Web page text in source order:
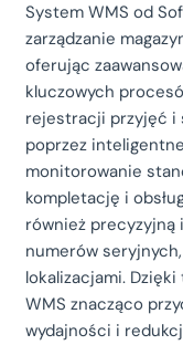
System WMS od
zarządzanie
oferując
kluczowych
rejestracji przyjęć i
poprzez
monitorowanie
kompletację i
również precyzyjną
numerów
lokalizacjami.
WMS znacząco
wydajności i